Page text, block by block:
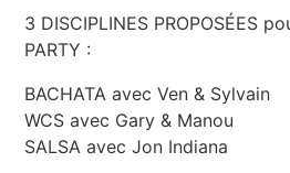
3 DISCIPLINES PROPOSÉES
PARTY :
BACHATA avec Ven & Sylvain
WCS avec Gary & Manou
SALSA avec Jon Indiana